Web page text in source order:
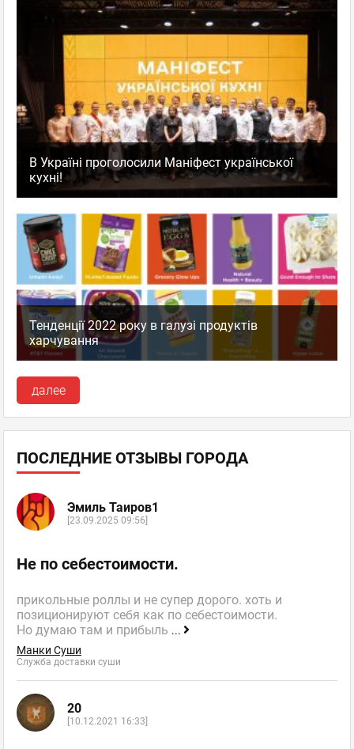
В Україні проголосили Маніфест української
кухні!
Тенденції 2022 року в галузі продуктів
харчування
далее
ПОСЛЕДНИЕ ОТЗЫВЫ ГОРОДА
Эмиль Таиров1
[23.09.2025 09:56]
Не по себестоимости.
прикольные роллы и не супер дорого. хоть и
позиционируют себя как по себестоимости.
Но думаю там и прибыль ...
Манки Суши
Служба доставки суши
20
[10.12.2021 16:33]